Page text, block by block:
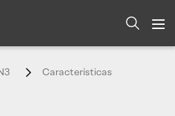
Características